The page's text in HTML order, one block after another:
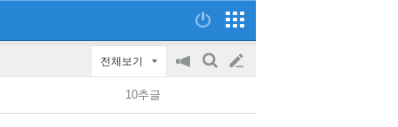
전체보기
공
on/off
검
글
쓰
10추글